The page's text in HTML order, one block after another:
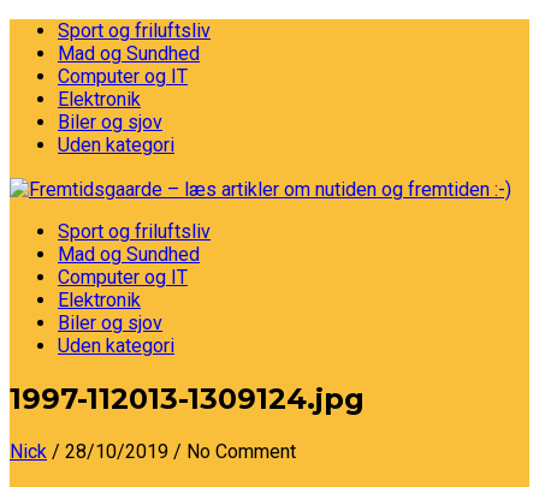
Sport og friluftsliv
Mad og Sundhed
Computer og IT
Elektronik
Biler og sjov
Uden kategori
Sport og friluftsliv
Mad og Sundhed
Computer og IT
Elektronik
Biler og sjov
Uden kategori
1997-112013-1309124.jpg
Nick / 28/10/2019 / No Comment